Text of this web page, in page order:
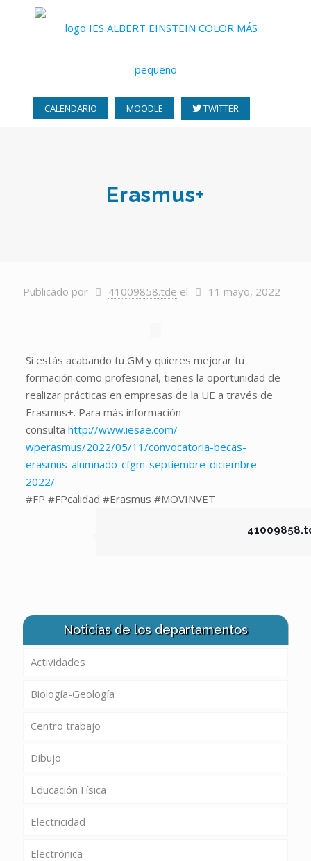
CALENDARIO MOODLE TWITTER
Erasmus+
Publicado por 41009858.tde el 11 mayo, 2022
Si estás acabando tu GM y quieres mejorar tu
formación como profesional, tienes la oportunidad de
realizar prácticas en empresas de la UE a través de
Erasmus+. Para más información
consulta http://www.iesae.com/
wperasmus/2022/05/11/convocatoria-becas-
erasmus-alumnado-cfgm-septiembre-diciembre-
2022/
#FP #FPcalidad #Erasmus #MOVINVET
Noticias de los departamentos
Actividades
Biología-Geología
Centro trabajo
Dibujo
Educación Física
Electricidad
Electrónica